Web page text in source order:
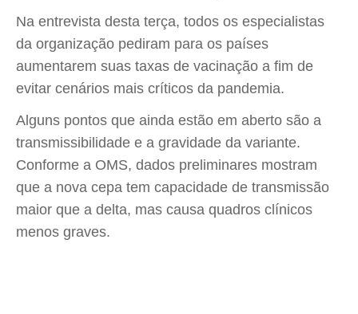
Na entrevista desta terça, todos os especialistas
da organização pediram para os países
aumentarem suas taxas de vacinação a fim de
evitar cenários mais críticos da pandemia.
Alguns pontos que ainda estão em aberto são a
transmissibilidade e a gravidade da variante.
Conforme a OMS, dados preliminares mostram
que a nova cepa tem capacidade de transmissão
maior que a delta, mas causa quadros clínicos
menos graves.